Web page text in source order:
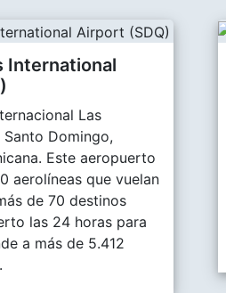
International
Las
Domingo,
Este aeropuerto
aerolíneas que vuelan
de 70 destinos
las 24 horas para
a más de 5.412